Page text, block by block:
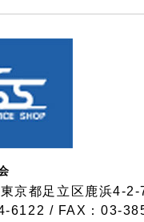
京都足立区鹿浜4-2-
6122 / FAX：03-